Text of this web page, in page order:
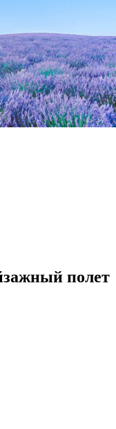
полет